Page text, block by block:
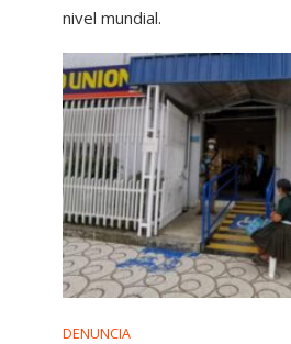
nivel mundial.
DENUNCIA